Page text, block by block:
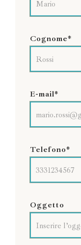
Cognome*
E-mail*
Telefono*
Oggetto